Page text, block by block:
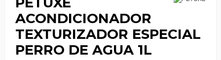
ACONDICIONADOR
TEXTURIZADOR ESPECIAL
PERRO DE AGUA 1L